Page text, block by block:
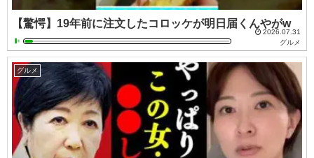
【驚愕】19年前に注文したコロッケが明日届くんやがw
2026.07.31
グルメ
グルメ